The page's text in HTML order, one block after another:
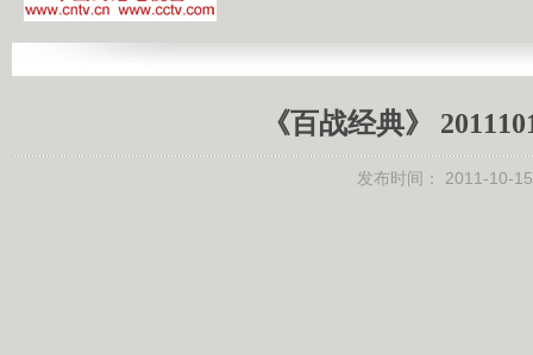
《百战经典》
发布时间： 2011-10-